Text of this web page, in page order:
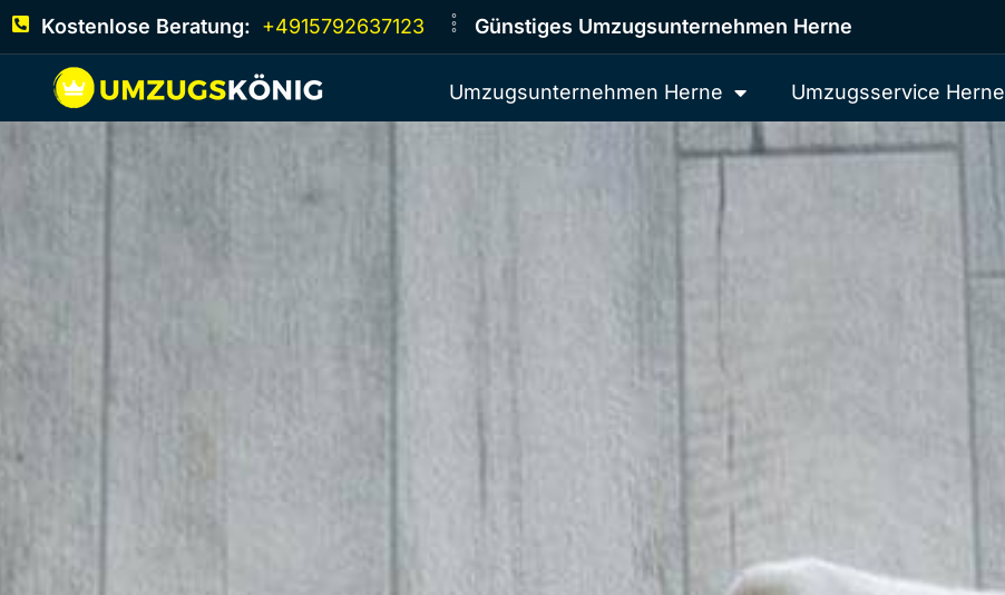
Kostenlose Beratung: +4915792637123 Günstiges Umzugsunternehmen Herne
Umzugsunternehmen Herne Umzugsservice Herne